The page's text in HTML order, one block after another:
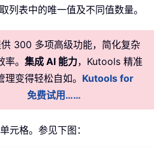
列表中的唯一值及不同值数量。
300 多项高级功能，简化复杂
。 集成 AI 能力，Kutools 精准
变得轻松自如。 Kutools for
免费试用……
元格。参见下图：